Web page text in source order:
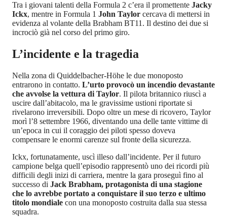
Tra i giovani talenti della Formula 2 c’era il promettente Jacky
Ickx, mentre in Formula 1 John Taylor cercava di mettersi in
evidenza al volante della Brabham BT11. Il destino dei due si
incrociò già nel corso del primo giro.
L’incidente e la tragedia
Nella zona di Quiddelbacher-Höhe le due monoposto
entrarono in contatto. L’urto provocò un incendio devastante
che avvolse la vettura di Taylor. Il pilota britannico riuscì a
uscire dall’abitacolo, ma le gravissime ustioni riportate si
rivelarono irreversibili. Dopo oltre un mese di ricovero, Taylor
morì l’8 settembre 1966, diventando una delle tante vittime di
un’epoca in cui il coraggio dei piloti spesso doveva
compensare le enormi carenze sul fronte della sicurezza.
Ickx, fortunatamente, uscì illeso dall’incidente. Per il futuro
campione belga quell’episodio rappresentò uno dei ricordi più
difficili degli inizi di carriera, mentre la gara proseguì fino al
successo di Jack Brabham, protagonista di una stagione
che lo avrebbe portato a conquistare il suo terzo e ultimo
titolo mondiale con una monoposto costruita dalla sua stessa
squadra.